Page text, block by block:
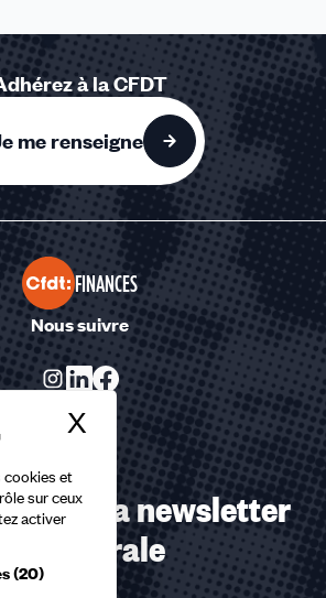
cookies et
sur ceux
activer
(20)
X Masquer le
à la CFDT
me renseigne
FINANCES
Nous suivre
vous à la newsletter
confédérale